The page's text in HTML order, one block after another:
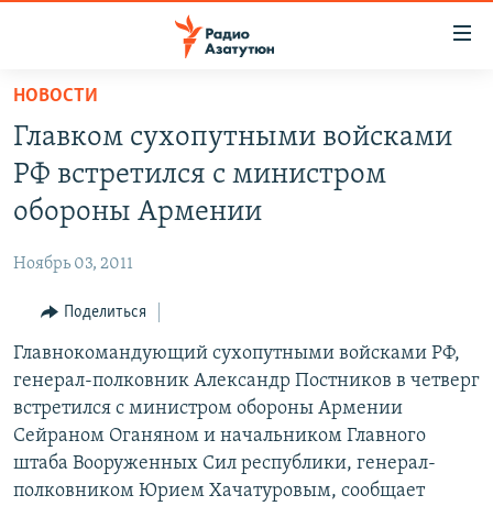
Перейти
основному
содержанию
Перейти
основной
навигации
Перейти
поиску
НОВОСТИ
ПОЛИТИКА
ЭКОНОМИКА
РЕГИОН
НАГОРНЫЙ КАРАБАХ
КУЛЬТУРА
СПОРТ
АРХИВ
НОВОСТИ
Главком сухопутными войсками
РФ встретился с министром
обороны Армении
Ноябрь 03, 2011
Поделиться
Главнокомандующий сухопутными войсками РФ,
генерал-полковник Александр Постников в четверг
встретился с министром обороны Армении
Сейраном Оганяном и начальником Главного
штаба Вооруженных Сил республики, генерал-
полковником Юрием Хачатуровым, сообщает